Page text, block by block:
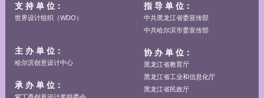
支 持 单 位：
世界设计组织（WDO）
主 办 单 位：
哈尔滨创意设计中心
承 办 单 位：
紫丁香创意设计奖组委会
指 导 单 位：
中共黑龙江省委宣传部
中共哈尔滨市委宣传部
协 办 单 位：
黑龙江省教育厅
黑龙江省工业和信息化厅
黑龙江省民政厅